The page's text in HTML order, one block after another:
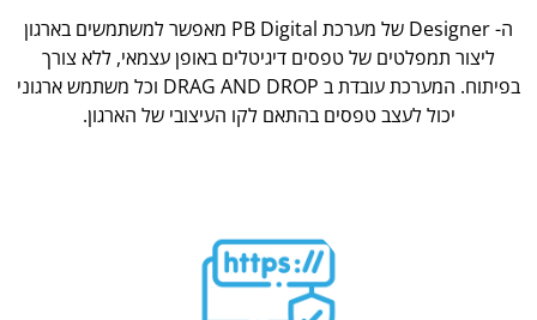
ה- Designer של מערכת PB Digital מאפשר למשתמשים בארגון
ליצור תמפלטים של טפסים דיגיטלים באופן עצמאי, ללא צורך
בפיתוח. המערכת עובדת ב DRAG AND DROP וכל משתמש ארגוני
יכול לעצב טפסים בהתאם לקו העיצובי של הארגון.